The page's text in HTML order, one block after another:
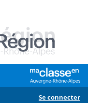
Se connecter